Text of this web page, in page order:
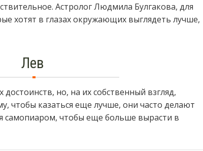
Астролог Людмила Булгакова, для
хотят в глазах окружающих выглядеть лучше,
Лев
но, на их собственный взгляд,
чтобы казаться еще лучше, они часто делают
самопиаром, чтобы еще больше вырасти в